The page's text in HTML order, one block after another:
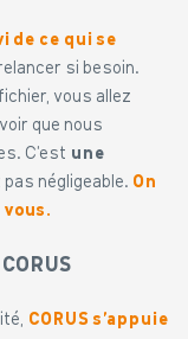
de ce qui se
si besoin.
vous allez
que nous
C’est une
pas négligeable. On
vous.
CORUS s’appuie